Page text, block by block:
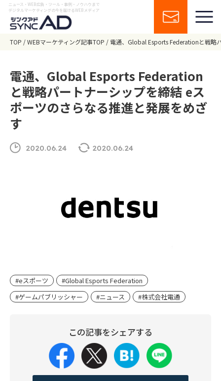
ニュース・WEB広告・ツール・事例・ノウハウまで
デジタルマーケティングの今を届けるWEBメディア
TOP WEBマーケティング記事TOP 電通、Global Esports Federationと戦略
電通、Global Esports Federation
と戦略パートナーシップを締結 eス
ポーツのさらなる推進と発展をめざ
す
2020.06.24 2020.06.24
#eスポーツ
#Global Esports Federation
#ゲームパブリッシャー
#ニュース #株式会社電通
この記事をシェアする